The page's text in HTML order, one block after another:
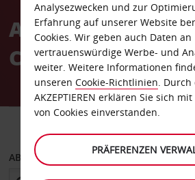
AvisAutovermietung
Cruces Sears
ABHOLEN VON
Analysezwecken und zur
Erfahrung auf unserer Website
Cookies. Wir geben auch Daten an
vertrauenswürdige Werbe- und
weiter. Weitere Informationen
unseren Cookie-Richtlinien. Durch
AKZEPTIEREN erklären Sie sich
von Cookies einverstanden.
PRÄFERENZEN